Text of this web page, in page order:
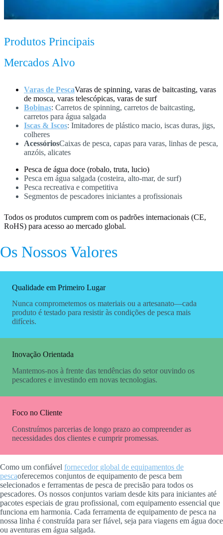
Produtos Principais
Mercados Alvo
Varas de PescaVaras de spinning, varas de baitcasting, varas
de mosca, varas telescópicas, varas de surf
Bobinas: Carretos de spinning, carretos de baitcasting,
carretos para água salgada
Iscas & Iscos: Imitadores de plástico macio, iscas duras, jigs,
colheres
AcessóriosCaixas de pesca, capas para varas, linhas de pesca,
anzóis, alicates
Pesca de água doce (robalo, truta, lucio)
Pesca em água salgada (costeira, alto-mar, de surf)
Pesca recreativa e competitiva
Segmentos de pescadores iniciantes a profissionais
Todos os produtos cumprem com os padrões internacionais (CE,
RoHS) para acesso ao mercado global.
Os Nossos Valores
Qualidade em Primeiro Lugar
Nunca comprometemos os materiais ou a artesanato—cada
produto é testado para resistir às condições de pesca mais
difíceis.
Inovação Orientada
Mantemos-nos à frente das tendências do setor ouvindo os
pescadores e investindo em novas tecnologias.
Foco no Cliente
Construímos parcerias de longo prazo ao compreender as
necessidades dos clientes e cumprir promessas.
Como um confiável fornecedor global de equipamentos de
pescaoferecemos conjuntos de equipamento de pesca bem
selecionados e ferramentas de pesca de precisão para todos os
pescadores. Os nossos conjuntos variam desde kits para iniciantes até
pacotes especiais de grau profissional, com equipamento essencial que
funciona em harmonia. Cada ferramenta de equipamento de pesca na
nossa linha é construída para ser fiável, seja para viagens em água doce
ou aventuras em água salgada.